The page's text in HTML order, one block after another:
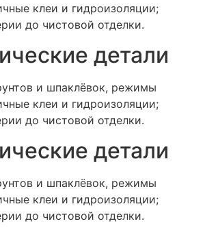
клеи и гидроизоляции;
до чистовой отделки.
детали
и шпаклёвок, режимы
клеи и гидроизоляции;
до чистовой отделки.
детали
и шпаклёвок, режимы
клеи и гидроизоляции;
до чистовой отделки.